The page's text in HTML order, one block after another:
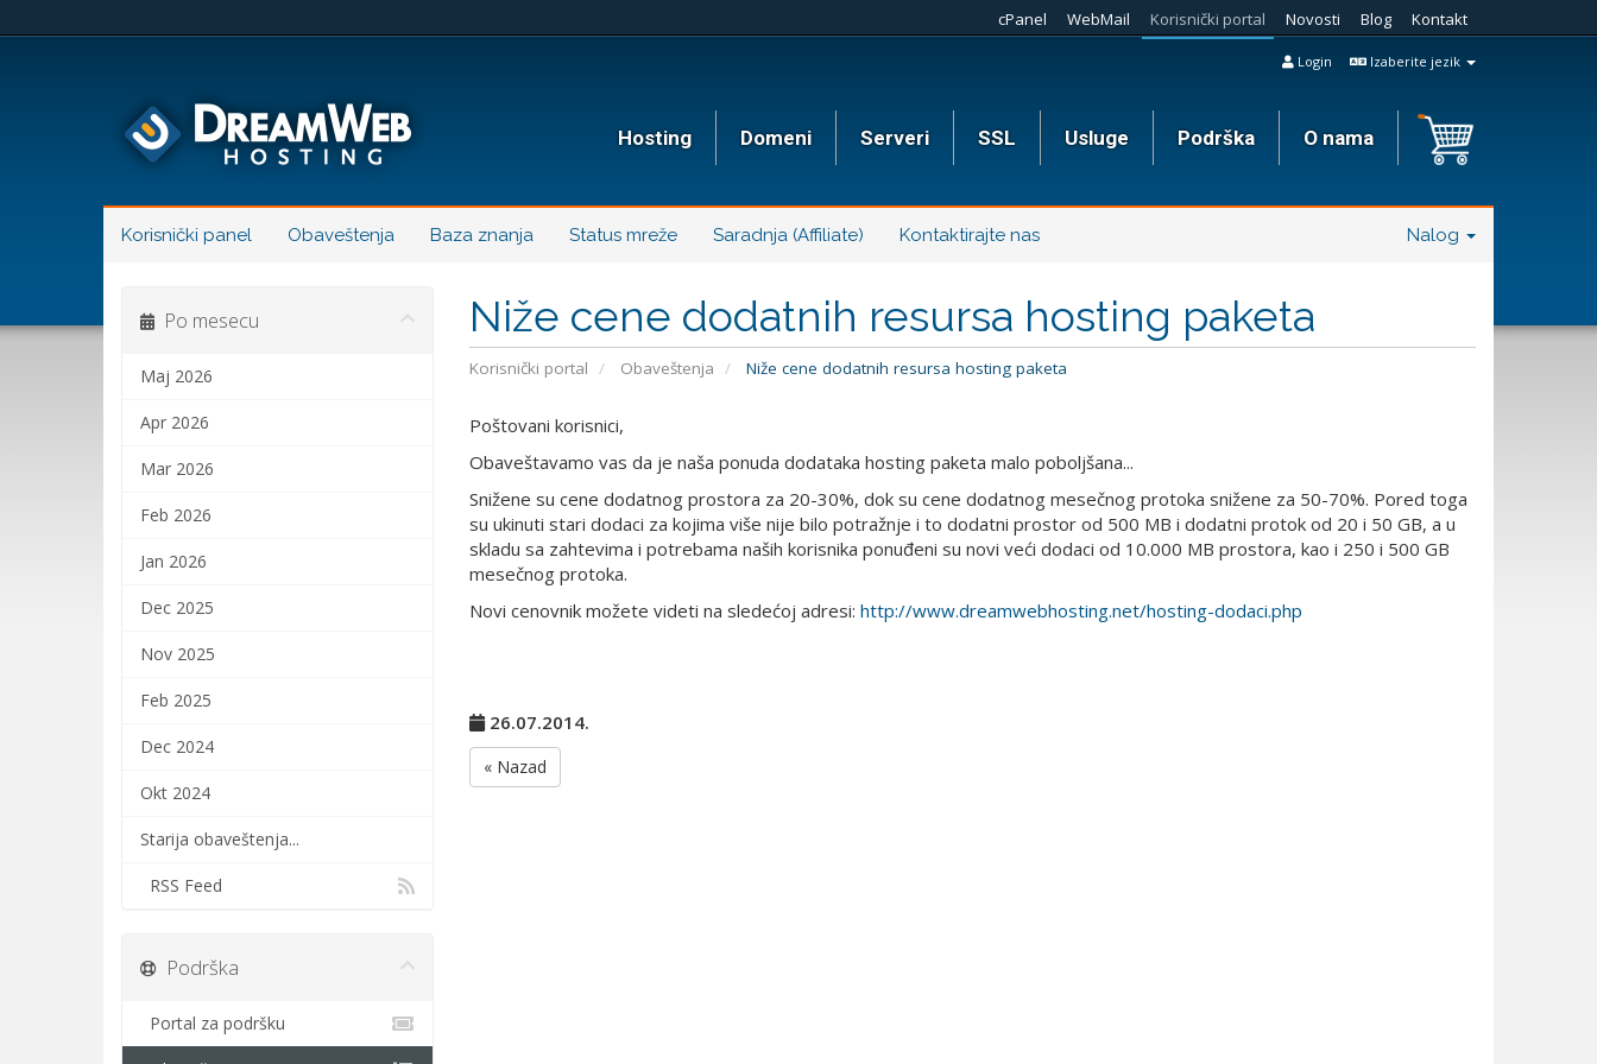
cPanel WebMail Korisnički portal Novosti Blog Kontakt
Izaberite jezik
Login
Hosting Domeni Serveri SSL Usluge Podrška O nama
Korisnički panel Obaveštenja Baza znanja Status mreže Saradnja (Affiliate) Kontaktirajte nas Nalog
Niže cene dodatnih resursa hosting paketa
Korisnički portal Obaveštenja Niže cene dodatnih resursa hosting paketa
Po mesecu
Maj 2026
Apr 2026
Mar 2026
Feb 2026
Jan 2026
Dec 2025
Nov 2025
Feb 2025
Dec 2024
Okt 2024
Starija obaveštenja...
RSS Feed
Poštovani korisnici,
Obaveštavamo vas da je naša ponuda dodataka hosting paketa malo poboljšana...
Snižene su cene dodatnog prostora za 20-30%, dok su cene dodatnog mesečnog protoka snižene za 50-70%. Pored toga
su ukinuti stari dodaci za kojima više nije bilo potražnje i to dodatni prostor od 500 MB i dodatni protok od 20 i 50 GB, a u
skladu sa zahtevima i potrebama naših korisnika ponuđeni su novi veći dodaci od 10.000 MB prostora, kao i 250 i 500 GB
mesečnog protoka.
Novi cenovnik možete videti na sledećoj adresi: http://www.dreamwebhosting.net/hosting-dodaci.php
26.07.2014.
« Nazad
Podrška
Portal za podršku